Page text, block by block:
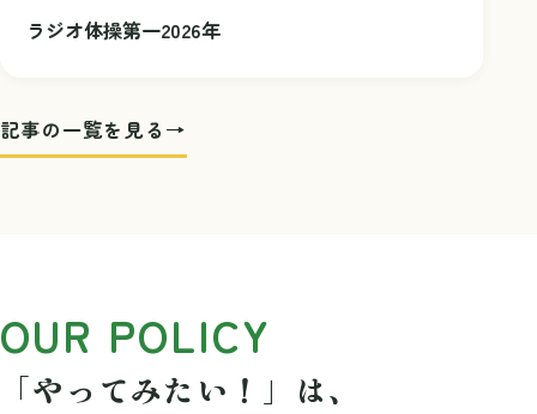
ラジオ体操第一2026年
記事の一覧を見る
OUR POLICY
「やってみたい！」は、